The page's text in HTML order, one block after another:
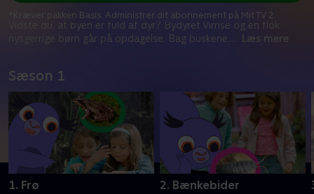
Vidste du, at byen er fuld af dyr? Bydyret Vimse og en flok
nysgerrige børn går på opdagelse. Bag buskene,
Læs mere
*Kræver pakken Basis. Administrer dit abonnement på Mit TV 2.
Sæson 1
1. Frø 2. Bænkebider